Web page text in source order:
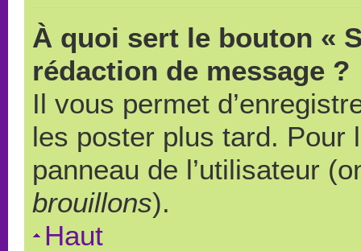
À quoi sert le bouton «
rédaction de message ?
Il vous permet
les poster plus tard. Pour
panneau de l’utilisateur
brouillons).
Haut